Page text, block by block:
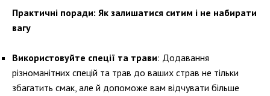
Практичні поради: Як залишатися ситим і не набирати
вагу
Використовуйте спеції та трави: Додавання
різноманітних спецій та трав до ваших страв не тільки
збагатить смак, але й допоможе вам відчувати більше